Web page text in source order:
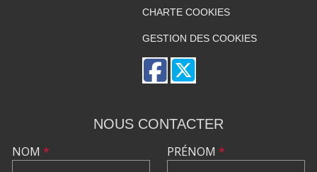
CHARTE COOKIES
GESTION DES COOKIES
NOUS CONTACTER
NOM * PRÉNOM *